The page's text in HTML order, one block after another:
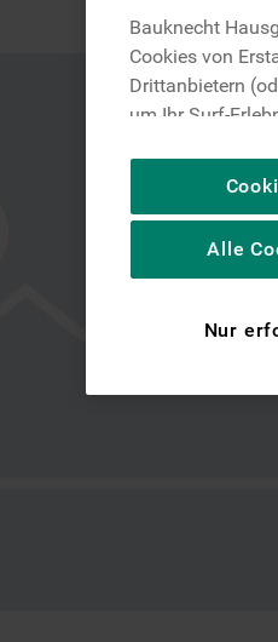
Bauknecht
Cookies von
Drittanbietern
um Ihr Surf-
um die
basierend auf
personalisieren,
spezifische
Plattformen,
Nur
Alle